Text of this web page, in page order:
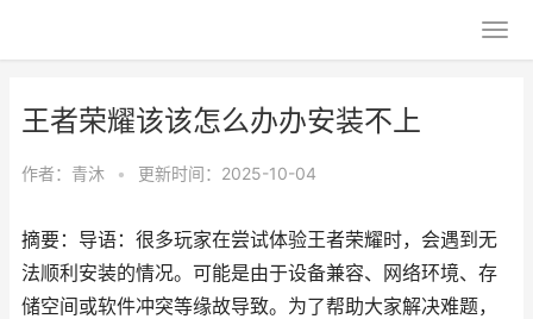
王者荣耀该该怎么办办安装不上
作者： 青沐 • 更新时间：2025-10-04
摘要：导语：很多玩家在尝试体验王者荣耀时，会遇到无
法顺利安装的情况。可能是由于设备兼容、网络环境、存
储空间或软件冲突等缘故导致。为了帮助大家解决难题，